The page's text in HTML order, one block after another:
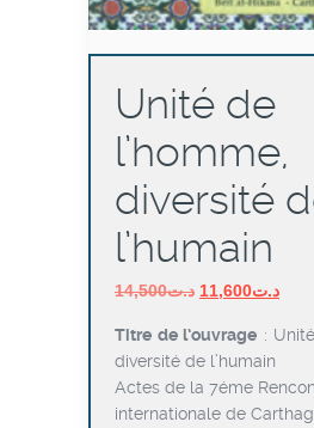
Unité de
l’homme,
diversité
l’humain
د.ت14,500
Le
initial
était :
د.ت14,500.
د.ت11,600
Le
Titre de l’ouvrage :
diversité de l’humain
Actes de la 7éme
internationale de